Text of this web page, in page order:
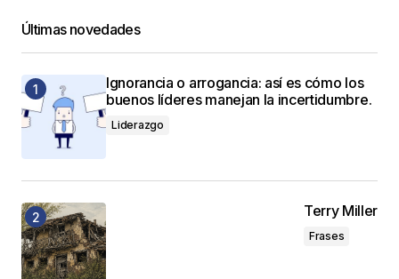
Últimas novedades
Ignorancia o arrogancia: así es cómo los
buenos líderes manejan la incertidumbre.
Liderazgo
Terry Miller
Frases